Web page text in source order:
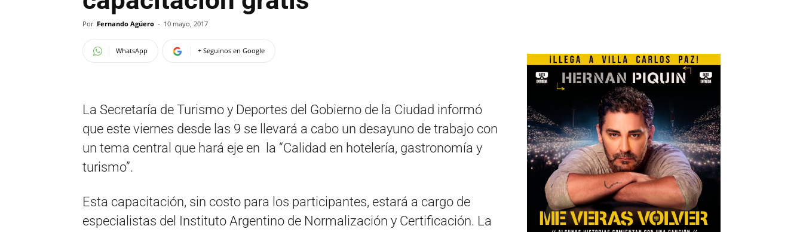
Por Fernando Agüero - 10 mayo, 2017
WhatsApp + Seguinos en Google
La Secretaría de Turismo y Deportes del Gobierno de la Ciudad informó
que este viernes desde las 9 se llevará a cabo un desayuno de trabajo con
un tema central que hará eje en la “Calidad en hotelería, gastronomía y
turismo”.
Esta capacitación, sin costo para los participantes, estará a cargo de
especialistas del Instituto Argentino de Normalización y Certificación. La